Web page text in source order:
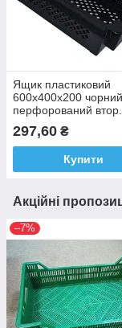
Ящик пластиковий
600х400х200 чорний
перфорований втор.
297,60 ₴
Купити
Акційні
–7%